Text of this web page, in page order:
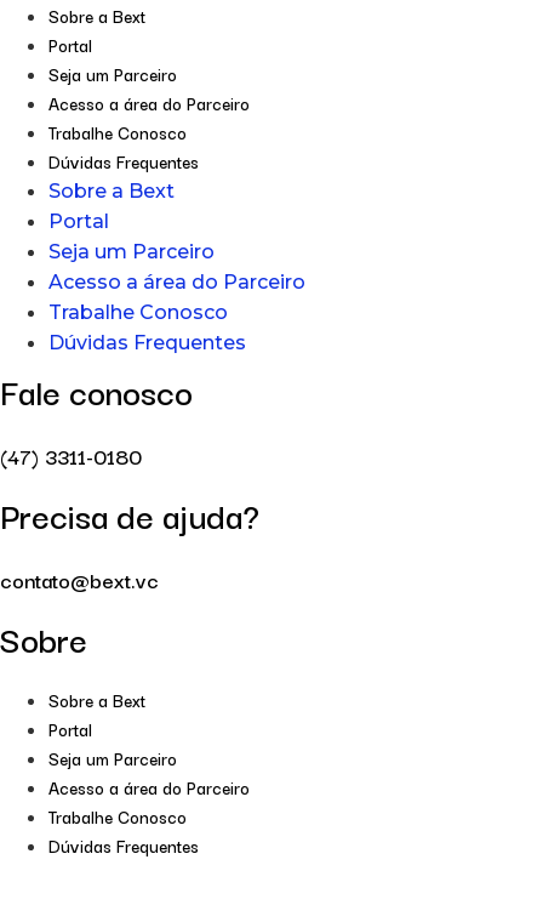
Sobre a Bext
Portal
Seja um Parceiro
Acesso a área do Parceiro
Trabalhe Conosco
Dúvidas Frequentes
Sobre a Bext
Portal
Seja um Parceiro
Acesso a área do Parceiro
Trabalhe Conosco
Dúvidas Frequentes
Fale conosco
(47) 3311-0180
Precisa de ajuda?
contato@bext.vc
Sobre
Sobre a Bext
Portal
Seja um Parceiro
Acesso a área do Parceiro
Trabalhe Conosco
Dúvidas Frequentes